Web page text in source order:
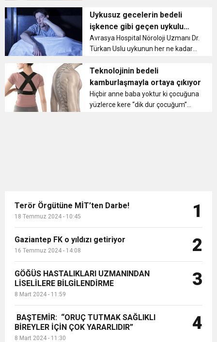
buluşturdu
11:36 Hareketsiz yaşam diyabete neden oluyor
11:32 Dr. Öcük, karın germe estetiği ile ilgili bilgi verdi
10:45 Terör Örgütüne MİT’ten Darbe!
Smith, 10 yıl Oscar galaları ve
Akademi etkinliklerinden men
edildi....
Uykusuz gecelerin bedeli
işkence gibi geçen uykulu
çalışma saatleri
Avrasya Hospital Nöroloji Uzmanı Dr.
Türkan Uslu uykunun her ne kadar
yolu gibi gözüküyorsa da aslında
vücudun kendini yenileme imkanı
bulabildiği ender anlardan b...
Teknolojinin bedeli
kamburlaşmayla ortaya çıkıyor
Hiçbir anne baba yoktur ki çocuğuna
yüzlerce kere “dik dur çocuğum”
Terör Örgütüne MİT’ten Darbe!
18 Temmuz 2024 - 10:45 1
Gaziantep FK o yıldızı getiriyor
16 Temmuz 2024 - 14:08 2
GÖĞÜS HASTALIKLARI UZMANINDAN
LİSELİLERE BİLGİLENDİRME
8 Mart 2024 - 11:59
3
BAŞTEMİR: “ORUÇ TUTMAK SAĞLIKLI
BİREYLER İÇİN ÇOK YARARLIDIR”
8 Mart 2024 - 11:30
4